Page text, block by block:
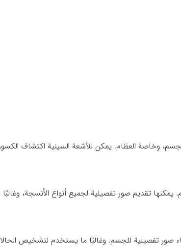
وخاصة العظام. يمكن للأشعة السينية اكتشاف الكسور
يمكنها تقديم صور تفصيلية لجميع أنواع الأنسجة،
صور تفصيلية للجسم. وغالبًا ما يستخدم لتشخيص